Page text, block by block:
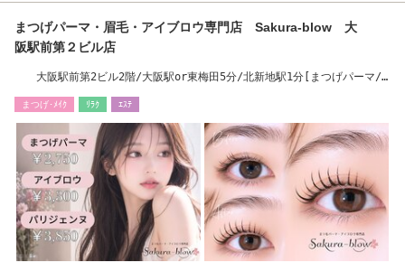
まつげパーマ・眉毛・アイブロウ専門店 Sakura-blow 大
阪駅前第２ビル店
大阪駅前第2ビル2階/大阪駅or東梅田5分/北新地駅1分[まつげパーマ/
まつげ･ﾒｲｸ ﾘﾗｸ ｴｽﾃ